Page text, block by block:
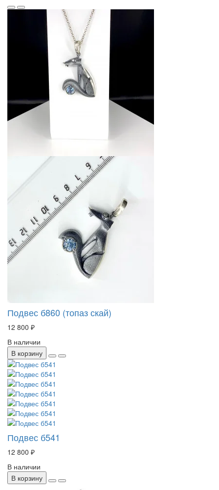
Подвес б860 (топаз скай)
12 800 ₽
В наличии
В корзину
Подвес б541
12 800 ₽
В наличии
В корзину